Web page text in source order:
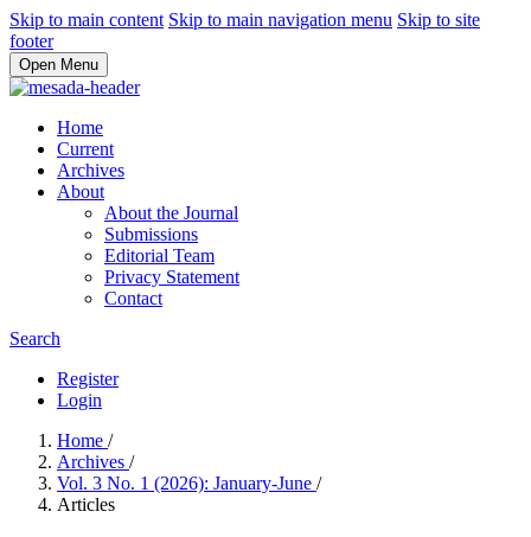
Skip to main content Skip to main navigation menu Skip to site
footer
Open Menu
Home
Current
Archives
About
About the Journal
Submissions
Editorial Team
Privacy Statement
Contact
Search
Register
Login
Home /
Archives /
Vol. 3 No. 1 (2026): January-June /
Articles